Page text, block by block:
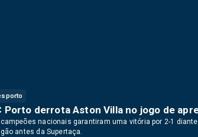
Porto derrota Aston Villa no jogo de
nacionais garantiram uma vitória por 2-1
antes da Supertaça.